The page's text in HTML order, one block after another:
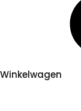
Winkelwagen